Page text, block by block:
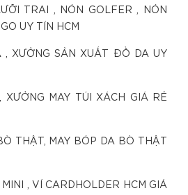
TRAI , NÓN GOLFER , NÓN
UY TÍN HCM
, XƯỞNG SẢN XUẤT ĐỒ DA UY
XƯỞNG MAY TÚI XÁCH GIÁ RẺ
THẬT, MAY BÓP DA BÒ THẬT
, VÍ CARDHOLDER HCM GIÁ